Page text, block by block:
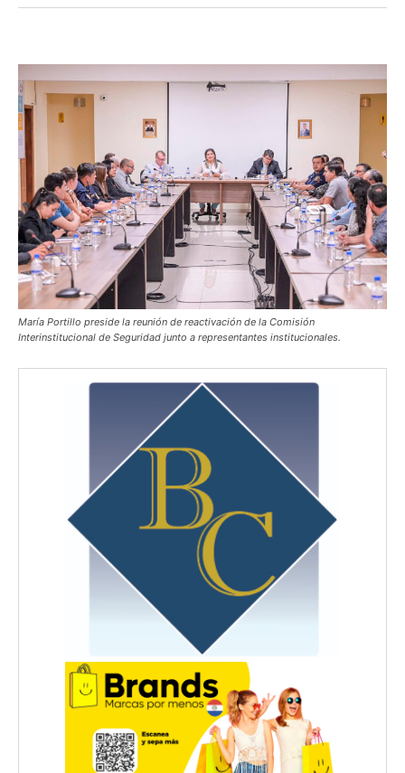
María Portillo preside la reunión de reactivación de la Comisión
Interinstitucional de Seguridad junto a representantes institucionales.